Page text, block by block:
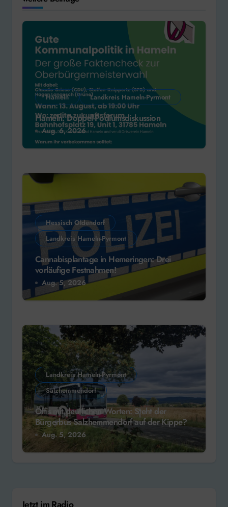
Hameln Landkreis Hameln-Pyrmont
Hameln: Doppel-Podiumsdiskussion
Aug. 6, 2026
Hessisch Oldendorf
Landkreis Hameln-Pyrmont
Cannabisplantage in Hemeringen: Drei
vorläufige Festnahmen!
Aug. 5, 2026
Landkreis Hameln-Pyrmont
Salzhemmendorf
Öffis mit deutlichen Worten: Steht der
Bürgerbus Salzhemmendorf auf der Kippe?
Aug. 5, 2026